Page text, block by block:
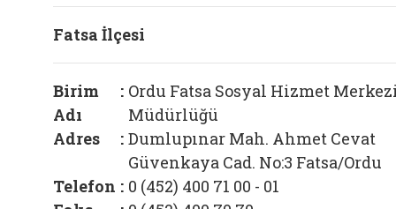
Fatsa İlçesi
Birim
Adı
: Ordu Fatsa Sosyal Hizmet
Müdürlüğü
Adres
: Dumlupınar Mah. Ahmet Cevat
Güvenkaya Cad. No:3 Fatsa/Ordu
Telefon : 0 (452) 400 71 00 - 01